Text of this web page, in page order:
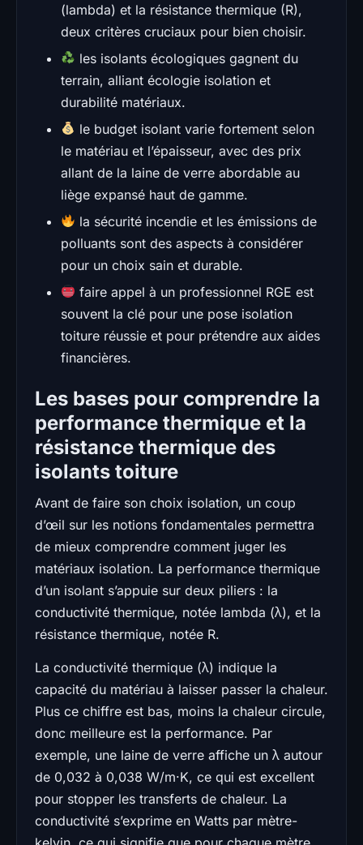
(lambda) et la résistance thermique (R),
deux critères cruciaux pour bien choisir.
les isolants écologiques gagnent du
terrain, alliant écologie isolation et
durabilité matériaux.
le budget isolant varie fortement selon
le matériau et l’épaisseur, avec des prix
allant de la laine de verre abordable au
liège expansé haut de gamme.
la sécurité incendie et les émissions de
polluants sont des aspects à considérer
pour un choix sain et durable.
faire appel à un professionnel RGE est
souvent la clé pour une pose isolation
toiture réussie et pour prétendre aux aides
financières.
Les bases pour comprendre la
performance thermique et la
résistance thermique des
isolants toiture
Avant de faire son choix isolation, un coup
d’œil sur les notions fondamentales permettra
de mieux comprendre comment juger les
matériaux isolation. La performance thermique
d’un isolant s’appuie sur deux piliers : la
conductivité thermique, notée lambda (λ), et la
résistance thermique, notée R.
La conductivité thermique (λ) indique la
capacité du matériau à laisser passer la chaleur.
Plus ce chiffre est bas, moins la chaleur circule,
donc meilleure est la performance. Par
exemple, une laine de verre affiche un λ autour
de 0,032 à 0,038 W/m·K, ce qui est excellent
pour stopper les transferts de chaleur. La
conductivité s’exprime en Watts par mètre-